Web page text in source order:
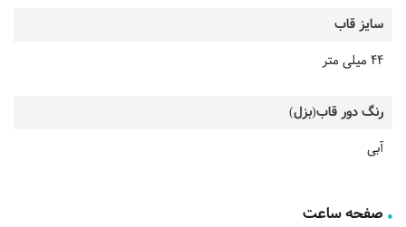
سایز قاب
44 میلی متر
رنگ دور قاب(بزل)
آبی
صفحه ساعت